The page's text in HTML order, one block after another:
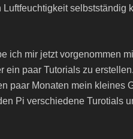
selbstständig
ich mir jetzt vorgenommen
ein paar Tutorials zu erstellen.
paar Monaten mein kleines
Pi verschiedene Turotials